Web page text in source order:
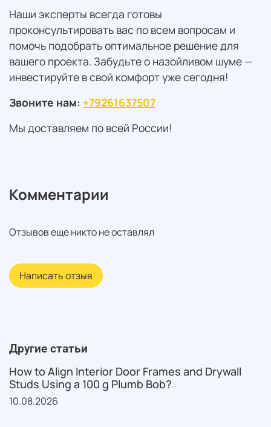
Наши эксперты всегда готовы
проконсультировать вас по всем вопросам и
помочь подобрать оптимальное решение для
вашего проекта. Забудьте о назойливом шуме —
инвестируйте в свой комфорт уже сегодня!
Звоните нам: +79261637507
Мы доставляем по всей России!
Комментарии
Отзывов еще никто не оставлял
Написать отзыв
Другие статьи
How to Align Interior Door Frames and Drywall
Studs Using a 100 g Plumb Bob?
10.08.2026